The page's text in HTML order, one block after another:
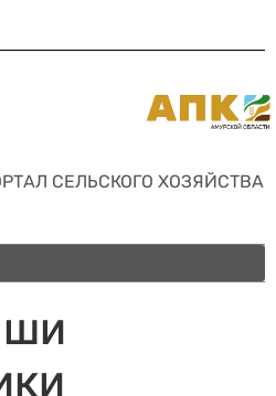
СЕЛЬСКОГО ХОЗЯЙСТВА